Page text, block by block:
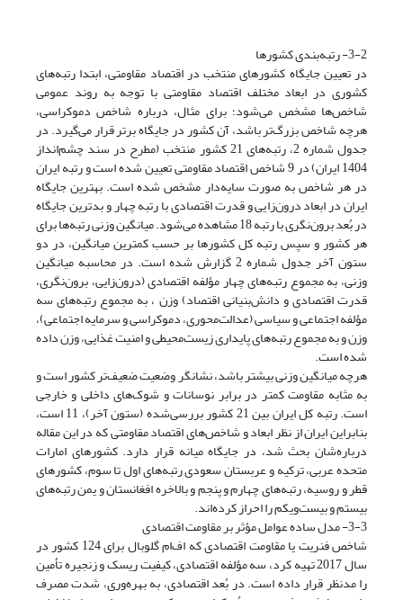
3-2- رتبه‌بندی کشورها
در تعیین جایگاه کشورهای منتخب در اقتصاد مقاومتی، ابتدا رتبه‌های
کشوری در ابعاد مختلف اقتصاد مقاومتی با توجه به روند عمومی
شاخص‌ها مشخص می‌شود؛ برای مثال، درباره شاخص دموکراسی،
هرچه شاخص بزرگ‌تر باشد، آن کشور در جایگاه برتر قرار می‌گیرد. در
جدول شماره 2، رتبه‌های 21 کشور منتخب (مطرح در سند چشم‌انداز
1404 ایران) در 9 شاخص اقتصاد مقاومتی تعیین شده است و رتبه ایران
در هر شاخص به صورت سایه‌دار مشخص شده است. بهترین جایگاه
ایران در ابعاد درون‌زایی و قدرت اقتصادی با رتبه چهار و بدترین جایگاه
در بُعد برون‌نگری با رتبه 18 مشاهده می‌شود. میانگین وزنی رتبه‌ها برای
هر کشور و سپس رتبه کل کشورها بر حسب کمترین میانگین، در دو
ستون آخر جدول شماره 2 گزارش شده است. در محاسبه میانگین
وزنی، به مجموع رتبه‌های چهار مؤلفه اقتصادی (درون‌زایی، برون‌نگری،
قدرت اقتصادی و دانش‌بنیانی اقتصاد) وزن ، به مجموع رتبه‌های سه
مؤلفه اجتماعی و سیاسی (عدالت‌محوری، دموکراسی و سرمایه اجتماعی)،
وزن و به مجموع رتبه‌های پایداری زیست‌محیطی و امنیت غذایی، وزن داده
شده است.
هرچه میانگین وزنی بیشتر باشد، نشانگر وضعیت ضعیف‌تر کشور است و
به مثابه مقاومت کمتر در برابر نوسانات و شوک‌های داخلی و خارجی
است. رتبه کل ایران بین 21 کشور بررسی‌شده (ستون آخر)، 11 است،
بنابراین ایران از نظر ابعاد و شاخص‌های اقتصاد مقاومتی که در این مقاله
درباره‌شان بحث شد، در جایگاه میانه قرار دارد. کشورهای امارات
متحده عربی، ترکیه و عربستان سعودی رتبه‌های اول تا سوم، کشورهای
قطر و روسیه، رتبه‌های چهارم و پنجم و بالاخره افغانستان و یمن رتبه‌های
بیستم و بیست‌و‌یکم را احراز کرده‌اند.
3-3- مدل ساده عوامل مؤثر بر مقاومت اقتصادی
شاخص فنریت یا مقاومت اقتصادی که اف‌ام گلوبال برای 124 کشور در
سال 2017 تهیه کرد، سه مؤلفه اقتصادی، کیفیت ریسک و زنجیره تأمین
را مدنظر قرار داده است. در بُعد اقتصادی، به بهره‌وری، شدت مصرف